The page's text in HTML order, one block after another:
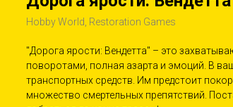
Hobby World, Restoration Games
"Дорога ярости: Вендетта" – это
поворотами, полная азарта и эмоций. В
транспортных средств. Им предстоит
множество смертельных препятствий.